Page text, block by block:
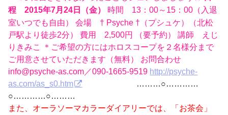
程 2015年7月24日（金）
時間 13：00～15：00（入退
室いつでも自由） 会場 † Psyche †（プシュケ）（北松
戸駅より徒歩2分） 費用 2,500円 （要予約） 講師 えじ
りきみこ ＊ご希望の方にはホロスコープを２名様分まで
ご用意させていただきます（無料） お問合わせ
info@psyche-as.com／090-1665-9519 http://psyche-
as.com/as_s0.htm
………○…………
○…………○………
また、オーラソーマカラーダイアリーでは、「お茶会」